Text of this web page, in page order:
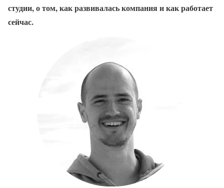
студии, о том, как развивалась компания и как работает
сейчас.